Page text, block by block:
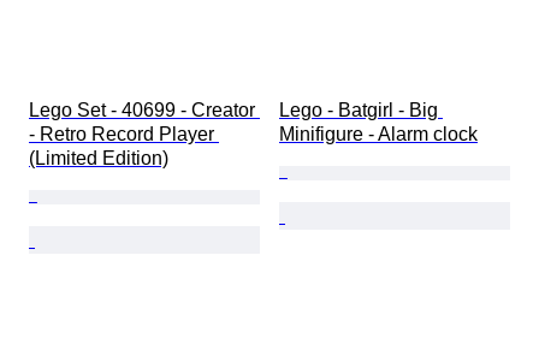
Lego Set - 40699 - Creator
- Retro Record Player
(Limited Edition)
Lego - Batgirl - Big
Minifigure - Alarm clock